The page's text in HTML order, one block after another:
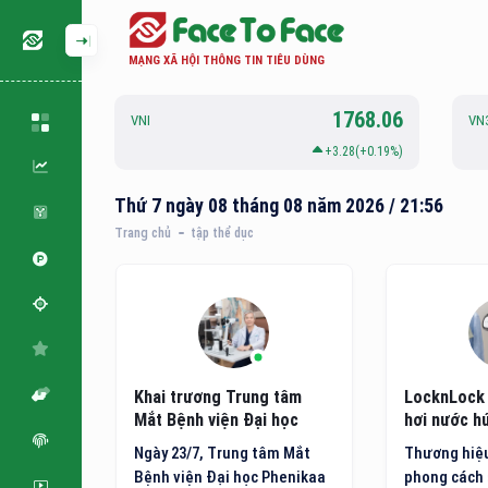
MẠNG XÃ HỘI THÔNG TIN TIÊU DÙNG
126.88 VNI 1768.06
+3.28(+0.19%)
Thứ 7 ngày 08 tháng 08 năm 2026 / 21:56
Trang chủ tập thể dục
Hóa
nghệ
tế
ra
Khai trương Trung tâm
Mắt Bệnh viện Đại học
Phenikaa
Ngày 23/7, Trung tâm Mắt
Bệnh viện Đại học Phenikaa
hơi nước
minh thế hệ
Thương
phong